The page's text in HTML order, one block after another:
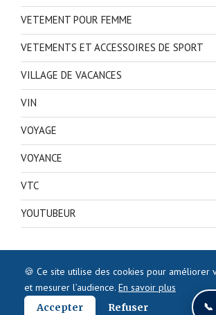
VETEMENT POUR FEMME
VETEMENTS ET ACCESSOIRES DE SPORT
VILLAGE DE VACANCES
VIN
VOYAGE
VOYANCE
VTC
YOUTUBEUR
🍪 Ce site utilise des cookies pour améliorer
et mesurer l’audience. En savoir plus
Accepter
Refuser